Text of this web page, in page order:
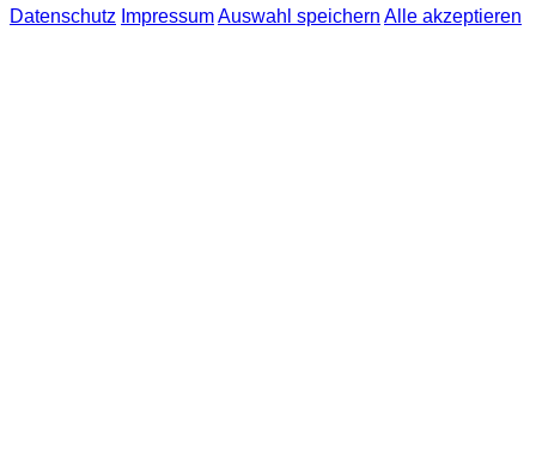
Datenschutz ImpressumAuswahl speichern Alle akzeptieren